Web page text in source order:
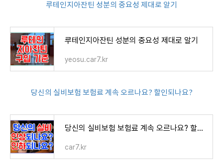
루테인지아잔틴 성분의 중요성 제대로 알기
루테인지아잔틴 성분의 중요성 제대로 알기
yeosu.car7.kr
당신의 실비보험 보험료 계속 오르나요? 할인되나요?
당신의 실비보험 보험료 계속 오르나요? 할인되나요?
car7.kr